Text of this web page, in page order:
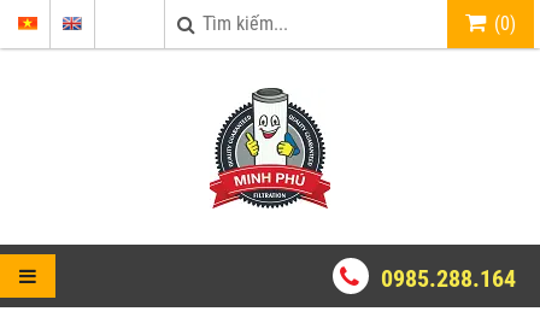
(0)
0985.288.164